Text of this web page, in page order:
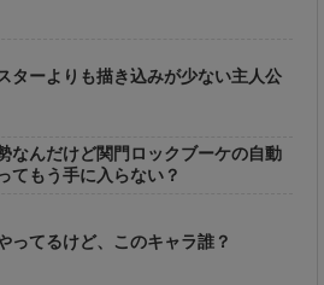
ターよりも描き込みが少ない主人公
なんだけど関門ロックブーケの自動
てもう手に入らない？
ってるけど、このキャラ誰？